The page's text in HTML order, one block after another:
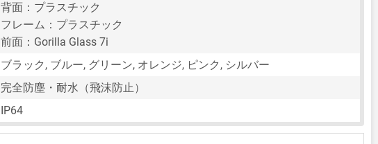
背面：プラスチック
フレーム：プラスチック
前面：Gorilla Glass 7i
ブラック, ブルー, グリーン, オレンジ, ピンク, シルバー
完全防塵・耐水（飛沫防止）
IP64